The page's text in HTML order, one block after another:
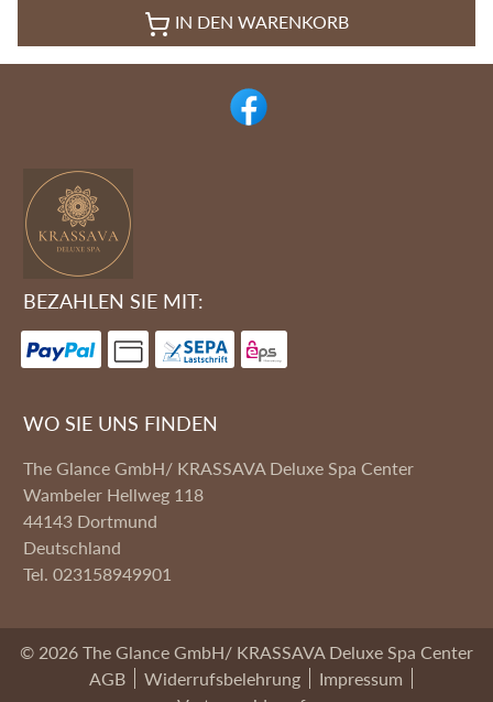
IN DEN WARENKORB
BEZAHLEN SIE MIT:
WO SIE UNS FINDEN
The Glance GmbH/ KRASSAVA Deluxe Spa Center
Wambeler Hellweg 118
44143 Dortmund
Deutschland
Tel. 023158949901
© 2026 The Glance GmbH/ KRASSAVA Deluxe Spa Center
AGB
Widerrufsbelehrung
Impressum